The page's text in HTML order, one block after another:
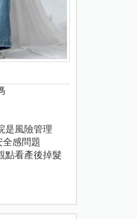
是風險管理
感問題
點看產後掉髮